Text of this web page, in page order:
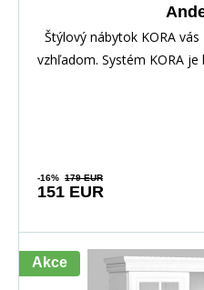
Štýlový nábytok KORA
vzhľadom. Systém KORA
-16% 179 EUR
151 EUR
Akce